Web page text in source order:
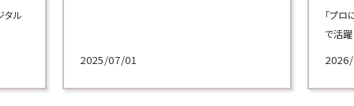
タル
2025/07/01
「プ
で活
講義を